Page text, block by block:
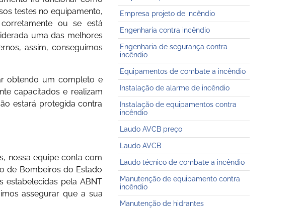
testes no equipamento,
ou se está
uma das melhores
assim, conseguimos
obtendo um completo e
capacitados e realizam
estará protegida contra
nossa equipe conta com
de Bombeiros do Estado
estabelecidas pela ABNT
assegurar que a sua
Empresa projeto de incêndio
Engenharia contra incêndio
Engenharia de segurança contra
incêndio
Equipamentos de combate a incêndio
Instalação de alarme de incêndio
Instalação de equipamentos contra
incêndio
Laudo AVCB preço
Laudo AVCB
Laudo técnico de combate a incêndio
Manutenção de equipamento contra
incêndio
Manutenção de hidrantes